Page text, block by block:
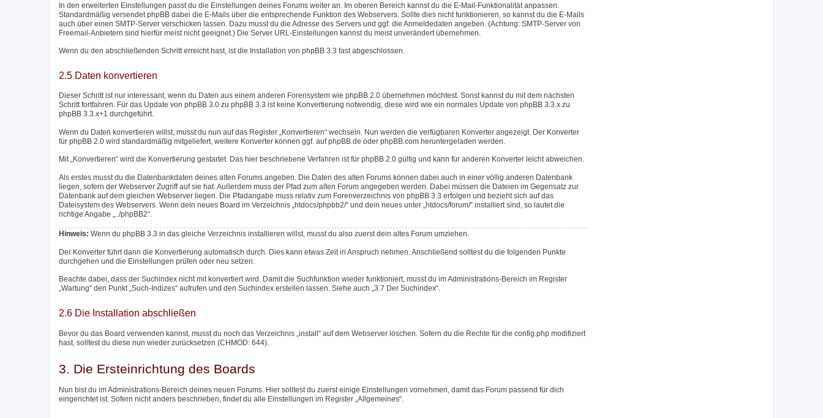
In den erweiterten Einstellungen passt du die Einstellungen deines Forums weiter an. Im oberen Bereich kannst du die E-Mail-Funktionalität anpassen.
Standardmäßig versendet phpBB dabei die E-Mails über die entsprechende Funktion des Webservers. Sollte dies nicht funktionieren, so kannst du die E-Mails
auch über einen SMTP-Server verschicken lassen. Dazu musst du die Adresse des Servers und ggf. die Anmeldedaten angeben. (Achtung: SMTP-Server von
Freemail-Anbietern sind hierfür meist nicht geeignet.) Die Server URL-Einstellungen kannst du meist unverändert übernehmen.
Wenn du den abschließenden Schritt erreicht hast, ist die Installation von phpBB 3.3 fast abgeschlossen.
2.5 Daten konvertieren
Dieser Schritt ist nur interessant, wenn du Daten aus einem anderen Forensystem wie phpBB 2.0 übernehmen möchtest. Sonst kannst du mit dem nächsten
Schritt fortfahren. Für das Update von phpBB 3.0 zu phpBB 3.3 ist keine Konvertierung notwendig, diese wird wie ein normales Update von phpBB 3.3.x zu
phpBB 3.3.x+1 durchgeführt.
Wenn du Daten konvertieren willst, musst du nun auf das Register „Konvertieren“ wechseln. Nun werden die verfügbaren Konverter angezeigt. Der Konverter
für phpBB 2.0 wird standardmäßig mitgeliefert, weitere Konverter können ggf. auf phpBB.de oder phpBB.com heruntergeladen werden.
Mit „Konvertieren“ wird die Konvertierung gestartet. Das hier beschriebene Verfahren ist für phpBB 2.0 gültig und kann für anderen Konverter leicht abweichen.
Als erstes musst du die Datenbankdaten deines alten Forums angeben. Die Daten des alten Forums können dabei auch in einer völlig anderen Datenbank
liegen, sofern der Webserver Zugriff auf sie hat. Außerdem muss der Pfad zum alten Forum angegeben werden. Dabei müssen die Dateien im Gegensatz zur
Datenbank auf dem gleichen Webserver liegen. Die Pfadangabe muss relativ zum Forenverzeichnis von phpBB 3.3 erfolgen und bezieht sich auf das
Dateisystem des Webservers. Wenn dein neues Board im Verzeichnis „htdocs/phpbb2/“ und dein neues unter „htdocs/forum/“ installiert sind, so lautet die
richtige Angabe „../phpBB2“.
Hinweis: Wenn du phpBB 3.3 in das gleiche Verzeichnis installieren willst, musst du also zuerst dein altes Forum umziehen.
Der Konverter führt dann die Konvertierung automatisch durch. Dies kann etwas Zeit in Anspruch nehmen. Anschließend solltest du die folgenden Punkte
durchgehen und die Einstellungen prüfen oder neu setzen.
Beachte dabei, dass der Suchindex nicht mit konvertiert wird. Damit die Suchfunktion wieder funktioniert, musst du im Administrations-Bereich im Register
„Wartung“ den Punkt „Such-Indizes“ aufrufen und den Suchindex erstellen lassen. Siehe auch „3.7 Der Suchindex“.
2.6 Die Installation abschließen
Bevor du das Board verwenden kannst, musst du noch das Verzeichnis „install“ auf dem Webserver löschen. Sofern du die Rechte für die config.php modifiziert
hast, solltest du diese nun wieder zurücksetzen (CHMOD: 644).
3. Die Ersteinrichtung des Boards
Nun bist du im Administrations-Bereich deines neuen Forums. Hier solltest du zuerst einige Einstellungen vornehmen, damit das Forum passend für dich
eingerichtet ist. Sofern nicht anders beschrieben, findet du alle Einstellungen im Register „Allgemeines“.